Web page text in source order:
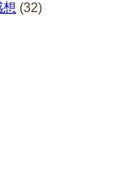
想 (32)